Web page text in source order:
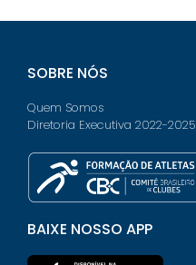
SOBRE NÓS
Quem Somos
Diretoria Executiva 2022-2025
BAIXE NOSSO APP